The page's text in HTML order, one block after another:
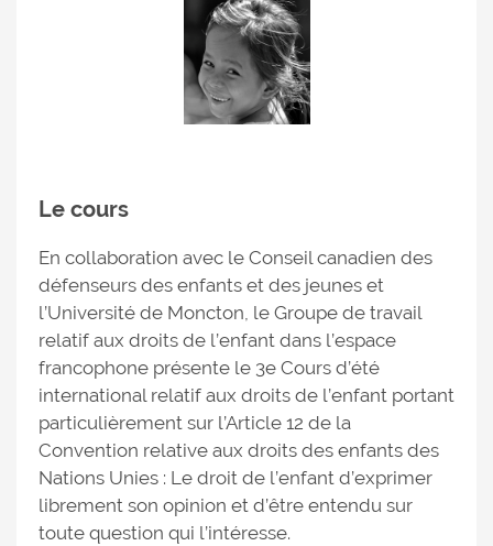
Le cours
En collaboration avec le Conseil canadien des
défenseurs des enfants et des jeunes et
l’Université de Moncton, le Groupe de travail
relatif aux droits de l’enfant dans l’espace
francophone présente le 3e Cours d’été
international relatif aux droits de l’enfant portant
particulièrement sur l’Article 12 de la
Convention relative aux droits des enfants des
Nations Unies : Le droit de l’enfant d’exprimer
librement son opinion et d’être entendu sur
toute question qui l’intéresse.